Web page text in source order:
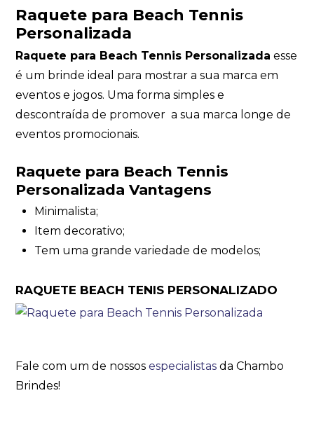
Raquete para Beach Tennis
Personalizada
Raquete para Beach Tennis Personalizada esse
é um brinde ideal para mostrar a sua marca em
eventos e jogos. Uma forma simples e
descontraída de promover a sua marca longe de
eventos promocionais.
Raquete para Beach Tennis
Personalizada Vantagens
Minimalista;
Item decorativo;
Tem uma grande variedade de modelos;
RAQUETE BEACH TENIS PERSONALIZADO
Fale com um de nossosespecialistas da Chambo
Brindes!